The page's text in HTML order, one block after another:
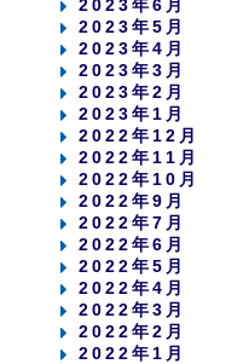
2023年6月
2023年5月
2023年4月
2023年3月
2023年2月
2023年1月
2022年12月
2022年11月
2022年10月
2022年9月
2022年7月
2022年6月
2022年5月
2022年4月
2022年3月
2022年2月
2022年1月